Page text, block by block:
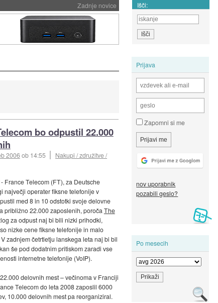
Zadnje novice Išči:
Prijava
Zapomni si me
nov uporabnik
pozabili geslo?
Po mesecih
bo odpustil 22.000
2006ob 14:55
Nakupi / združitve /
France Telecom (FT), za Deutsche
največji operater fiksne telefonije v
med 8 in 10 odstotki svoje delovne
približno 22.000 zaposlenih, poroča The
za odpust naj bi bili nizki prihodki,
nizke cene fiksne telefonije in malo
zadnjem četrtletju lanskega leta naj bi bil
še pod dodatnim pritiskom zaradi vse
internetne telefonije (VoIP).
delovnih mest – večinoma v Franciji
Telecom do leta 2008 zaposlil 6000
10.000 delovnih mest pa reorganiziral.